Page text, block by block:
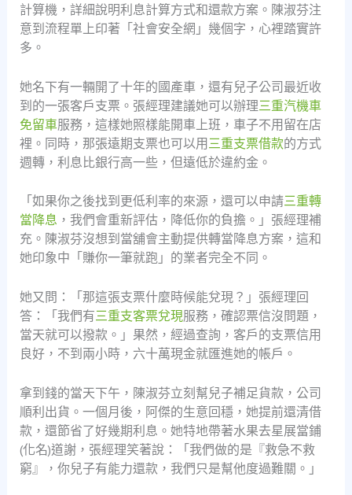
計算機，詳細說明利息計算方式和還款方案。陳淑芬注
意到流程單上印著「社會安全網」幾個字，心裡踏實許
多。
她名下有一輛開了十年的國產車，還有兒子公司最近收
到的一張客戶支票。張經理建議她可以辦理三重汽機車
免留車服務，這樣她照樣能開車上班，車子不用留在店
裡。同時，那張遠期支票也可以用 三重支票借款的方式
週轉，利息比銀行高一些，但遠低於違約金。
「如果你之後找到更低利率的來源，還可以申請三重轉
當降息 ，我們會重新評估，降低你的負擔。」張經理補
充。陳淑芬沒想到當舖會主動提供轉當降息方案，這和
她印象中「賺你一筆就跑」的業者完全不同。
她又問：「那這張支票什麼時候能兌現？」張經理回
答：「我們有三重支客票兌現服務，確認票信沒問題，
當天就可以撥款。」果然，經過查詢，客戶的支票信用
良好，不到兩小時，六十萬現金就匯進她的帳戶。
拿到錢的當天下午，陳淑芬立刻幫兒子補足貨款，公司
順利出貨。一個月後，阿傑的生意回穩，她提前還清借
款，還節省了好幾期利息。她特地帶著水果去星展當鋪
(化名)道謝，張經理笑著說：「我們做的是『救急不救
窮』，你兒子有能力還款，我們只是幫他度過難關。」